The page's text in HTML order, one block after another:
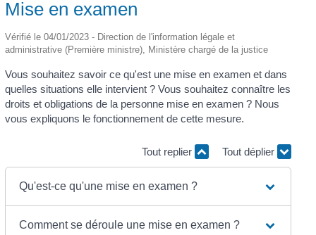
Mise en examen
Vérifié le 04/01/2023 - Direction de l'information légale et
administrative (Première ministre), Ministère chargé de la justice
Vous souhaitez savoir ce qu'est une mise en examen et dans
quelles situations elle intervient ? Vous souhaitez connaître les
droits et obligations de la personne mise en examen ? Nous
vous expliquons le fonctionnement de cette mesure.
Tout replier Tout déplier
Qu'est-ce qu'une mise en examen ?
Comment se déroule une mise en examen ?